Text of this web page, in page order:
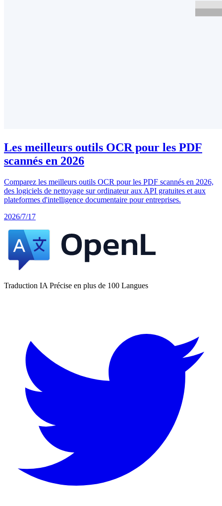
Les meilleurs outils OCR pour les PDF
scannés en 2026
Comparez les meilleurs outils OCR pour les PDF scannés en 2026,
des logiciels de nettoyage sur ordinateur aux API gratuites et aux
plateformes d'intelligence documentaire pour entreprises.
2026/7/17
Traduction IA Précise en plus de 100 Langues